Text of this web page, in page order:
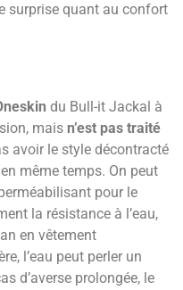
surprise quant au confort
du Bull-it Jackal à
mais n’est pas traité
avoir le style décontracté
même temps. On peut
pour le
la résistance à l’eau,
en vêtement
l’eau peut perler un
d’averse prolongée, le